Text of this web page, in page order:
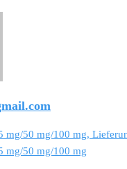
mg/50 mg/100 mg,
mg/50 mg/100 mg